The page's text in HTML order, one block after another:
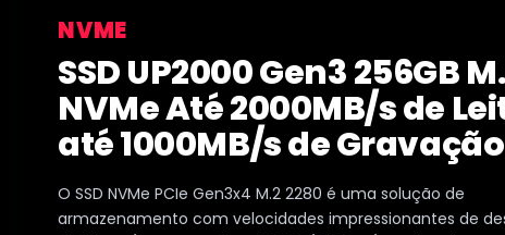
NVME
SSD UP2000 Gen3 256GB
NVMe Até 2000MB/s de
até 1000MB/s de Gravação
O SSD NVMe PCIe Gen3x4 M.2 2280 é uma solução de
armazenamento com velocidades impressionantes de